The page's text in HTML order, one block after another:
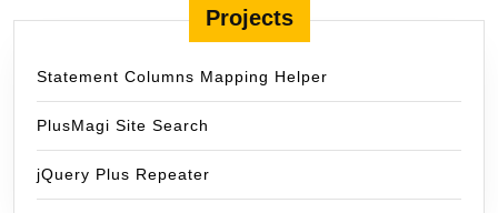
Projects
Statement Columns Mapping Helper
PlusMagi Site Search
jQuery Plus Repeater